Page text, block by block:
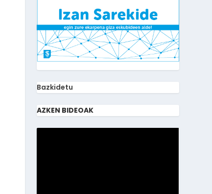
Bazkidetu
AZKEN BIDEOAK